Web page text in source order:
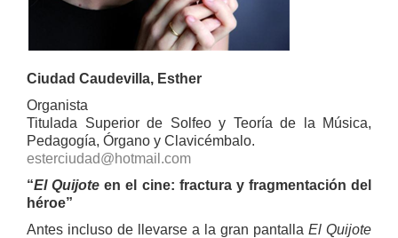
Ciudad Caudevilla, Esther
Organista
Titulada Superior de Solfeo y Teoría de la Música,
Pedagogía, Órgano y Clavicémbalo.
esterciudad@hotmail.com
“El Quijote en el cine: fractura y fragmentación del
héroe”
Antes incluso de llevarse a la gran pantalla El Quijote